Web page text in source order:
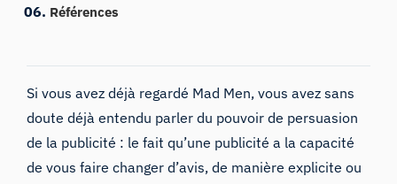
Références
Si vous avez déjà regardé Mad Men, vous avez sans
doute déjà entendu parler du pouvoir de persuasion
de la publicité : le fait qu’une publicité a la capacité
de vous faire changer d’avis, de manière explicite ou